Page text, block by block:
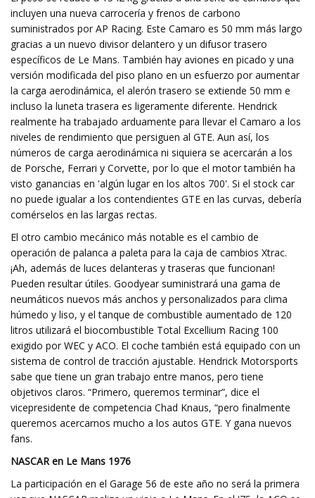
incluyen una nueva carrocería y frenos de carbono
suministrados por AP Racing. Este Camaro es 50 mm más largo
gracias a un nuevo divisor delantero y un difusor trasero
específicos de Le Mans. También hay aviones en picado y una
versión modificada del piso plano en un esfuerzo por aumentar
la carga aerodinámica, el alerón trasero se extiende 50 mm e
incluso la luneta trasera es ligeramente diferente. Hendrick
realmente ha trabajado arduamente para llevar el Camaro a los
niveles de rendimiento que persiguen al GTE. Aun así, los
números de carga aerodinámica ni siquiera se acercarán a los
de Porsche, Ferrari y Corvette, por lo que el motor también ha
visto ganancias en 'algún lugar en los altos 700'. Si el stock car
no puede igualar a los contendientes GTE en las curvas, debería
comérselos en las largas rectas.
El otro cambio mecánico más notable es el cambio de
operación de palanca a paleta para la caja de cambios Xtrac.
¡Ah, además de luces delanteras y traseras que funcionan!
Pueden resultar útiles. Goodyear suministrará una gama de
neumáticos nuevos más anchos y personalizados para clima
húmedo y liso, y el tanque de combustible aumentado de 120
litros utilizará el biocombustible Total Excellium Racing 100
exigido por WEC y ACO. El coche también está equipado con un
sistema de control de tracción ajustable. Hendrick Motorsports
sabe que tiene un gran trabajo entre manos, pero tiene
objetivos claros. “Primero, queremos terminar”, dice el
vicepresidente de competencia Chad Knaus, “pero finalmente
queremos acercarnos mucho a los autos GTE. Y gana nuevos
fans.
NASCAR en Le Mans 1976
La participación en el Garage 56 de este año no será la primera